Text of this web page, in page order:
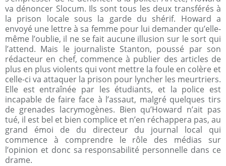
va dénoncer Slocum. Ils sont tous les deux transférés à
la prison locale sous la garde du shérif. Howard a
envoyé une lettre à sa femme pour lui demander qu’elle-
même l’oublie, il ne se fait aucune illusion sur le sort qui
l’attend. Mais le journaliste Stanton, poussé par son
rédacteur en chef, commence à publier des articles de
plus en plus violents qui vont mettre la foule en colère et
celle-ci va attaquer la prison pour lyncher les meurtriers.
Elle est entraînée par les étudiants, et la police est
incapable de faire face à l’assaut, malgré quelques tirs
de grenades lacrymogènes. Bien qu’Howard n’ait pas
tué, il est bel et bien complice et n’en réchappera pas, au
grand émoi de du directeur du journal local qui
commence à comprendre le rôle des médias sur
l’opinion et donc sa responsabilité personnelle dans ce
drame.